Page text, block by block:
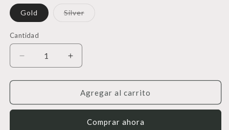
Gold SilverVariante
Cantidad
Cantidad
Reducir
cantidad
para
Cruz
Aumentar
cantidad
para
Anillo
Cruz
Agregar al carrito
Comprar ahora